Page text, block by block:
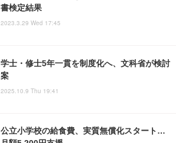
書検定結果
2023.3.29 Wed 17:45
学士・修士5年一貫を制度化へ、文科省が検討
案
2025.10.9 Thu 19:41
公立小学校の給食費、実質無償化スタート…